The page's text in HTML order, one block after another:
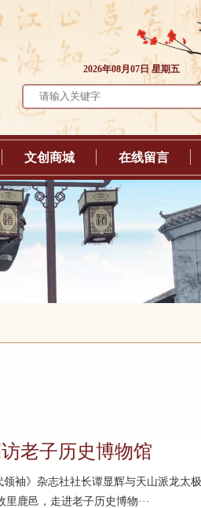
2026年08月07日 星期五
文创商城 在线留言
老子历史博物馆
领袖》杂志社社长谭显辉与天山派龙太
鹿邑，走进老子历史博物···